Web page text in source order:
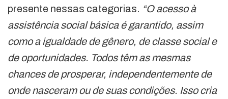
presente nessas categorias. “O acesso à
assistência social básica é garantido, assim
como a igualdade de gênero, de classe social e
de oportunidades. Todos têm as mesmas
chances de prosperar, independentemente de
onde nasceram ou de suas condições. Isso cria